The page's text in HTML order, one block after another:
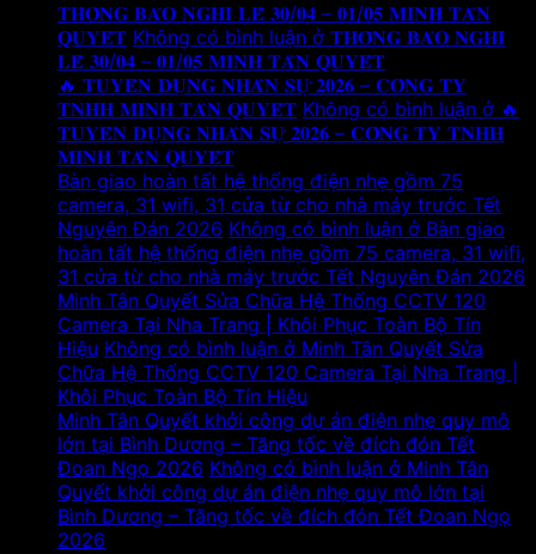
𝐓𝐇𝐎̂𝐍𝐆 𝐁𝐀́𝐎 𝐍𝐆𝐇𝐈̉ 𝐋𝐄̂̃ 𝟑𝟎/𝟎𝟒 – 𝟎𝟏/𝟎𝟓 𝐌𝐈𝐍𝐇 𝐓𝐀̂𝐍
𝐐𝐔𝐘𝐄̂́𝐓 Không có bình luận ở 𝐓𝐇𝐎̂𝐍𝐆 𝐁𝐀́𝐎 𝐍𝐆𝐇𝐈̉
𝐋𝐄̂̃ 𝟑𝟎/𝟎𝟒 – 𝟎𝟏/𝟎𝟓 𝐌𝐈𝐍𝐇 𝐓𝐀̂𝐍 𝐐𝐔𝐘𝐄̂́𝐓
🔥 𝐓𝐔𝐘𝐄̂̉𝐍 𝐃𝐔̣𝐍𝐆 𝐍𝐇𝐀̂𝐍 𝐒𝐔̛̣ 𝟐𝟎𝟐𝟔 – 𝐂𝐎̂𝐍𝐆 𝐓𝐘
𝐓𝐍𝐇𝐇 𝐌𝐈𝐍𝐇 𝐓𝐀̂𝐍 𝐐𝐔𝐘𝐄̂́𝐓 Không có bình luận ở 🔥
𝐓𝐔𝐘𝐄̂̉𝐍 𝐃𝐔̣𝐍𝐆 𝐍𝐇𝐀̂𝐍 𝐒𝐔̛̣ 𝟐𝟎𝟐𝟔 – 𝐂𝐎̂𝐍𝐆 𝐓𝐘 𝐓𝐍𝐇𝐇
𝐌𝐈𝐍𝐇 𝐓𝐀̂𝐍 𝐐𝐔𝐘𝐄̂́𝐓
Bàn giao hoàn tất hệ thống điện nhẹ gồm 75
camera, 31 wifi, 31 cửa từ cho nhà máy trước Tết
Nguyên Đán 2026 Không có bình luận ở Bàn giao
hoàn tất hệ thống điện nhẹ gồm 75 camera, 31 wifi,
31 cửa từ cho nhà máy trước Tết Nguyên Đán 2026
Minh Tân Quyết Sửa Chữa Hệ Thống CCTV 120
Camera Tại Nha Trang | Khôi Phục Toàn Bộ Tín
Hiệu Không có bình luận ở Minh Tân Quyết Sửa
Chữa Hệ Thống CCTV 120 Camera Tại Nha Trang |
Khôi Phục Toàn Bộ Tín Hiệu
Minh Tân Quyết khởi công dự án điện nhẹ quy mô
lớn tại Bình Dương – Tăng tốc về đích đón Tết
Đoan Ngọ 2026 Không có bình luận ở Minh Tân
Quyết khởi công dự án điện nhẹ quy mô lớn tại
Bình Dương – Tăng tốc về đích đón Tết Đoan Ngọ
2026